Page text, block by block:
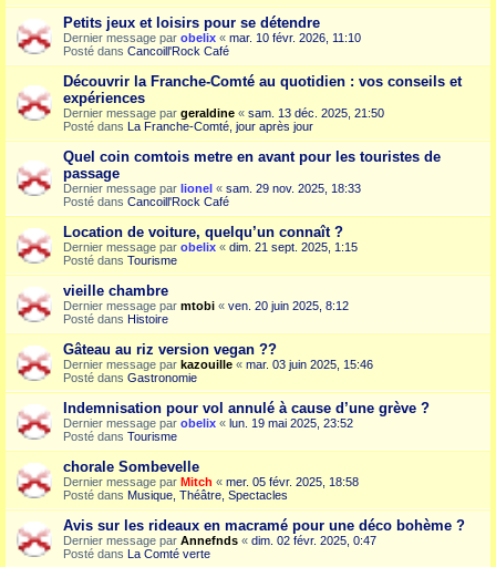
Petits jeux et loisirs pour se détendre
Dernier message par obelix « mar. 10 févr. 2026, 11:10
Posté dans Cancoill'Rock Café
Découvrir la Franche-Comté au quotidien : vos conseils et
expériences
Dernier message par geraldine « sam. 13 déc. 2025, 21:50
Posté dans La Franche-Comté, jour après jour
Quel coin comtois metre en avant pour les touristes de
passage
Dernier message par lionel « sam. 29 nov. 2025, 18:33
Posté dans Cancoill'Rock Café
Location de voiture, quelqu’un connaît ?
Dernier message par obelix « dim. 21 sept. 2025, 1:15
Posté dans Tourisme
vieille chambre
Dernier message par mtobi « ven. 20 juin 2025, 8:12
Posté dans Histoire
Gâteau au riz version vegan ??
Dernier message par kazouille « mar. 03 juin 2025, 15:46
Posté dans Gastronomie
Indemnisation pour vol annulé à cause d’une grève ?
Dernier message par obelix « lun. 19 mai 2025, 23:52
Posté dans Tourisme
chorale Sombevelle
Dernier message par Mitch « mer. 05 févr. 2025, 18:58
Posté dans Musique, Théâtre, Spectacles
Avis sur les rideaux en macramé pour une déco bohème ?
Dernier message par Annefnds « dim. 02 févr. 2025, 0:47
Posté dans La Comté verte